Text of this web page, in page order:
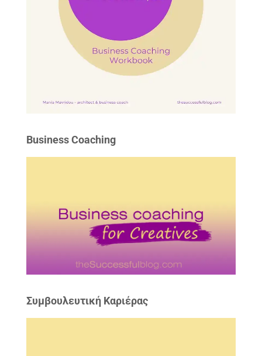
Business Coaching
Συμβουλευτική Καριέρας